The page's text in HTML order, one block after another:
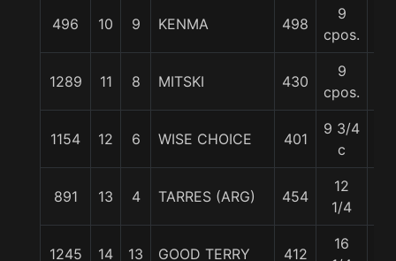
496 10 9 KENMA 498
9
cpos.
1289 11 8 MITSKI 430
9
cpos.
1154 12 6 WISE CHOICE 401
9 3/4
c
891 13 4 TARRES (ARG) 454
12
1/4
1245 14 13 GOOD TERRY 412
16